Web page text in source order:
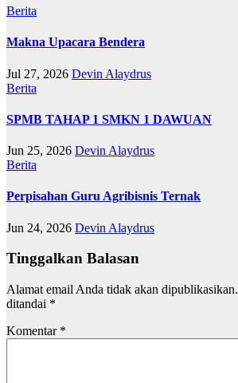
Berita
Makna Upacara Bendera
Jul 27, 2026 Devin Alaydrus
Berita
SPMB TAHAP 1 SMKN 1 DAWUAN
Jun 25, 2026 Devin Alaydrus
Berita
Perpisahan Guru Agribisnis Ternak
Jun 24, 2026 Devin Alaydrus
Tinggalkan Balasan
Alamat email Anda tidak akan dipublikasikan.
ditandai *
Komentar *